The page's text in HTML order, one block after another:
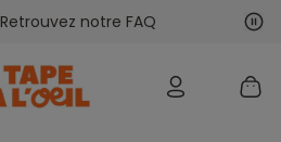
notre FAQ